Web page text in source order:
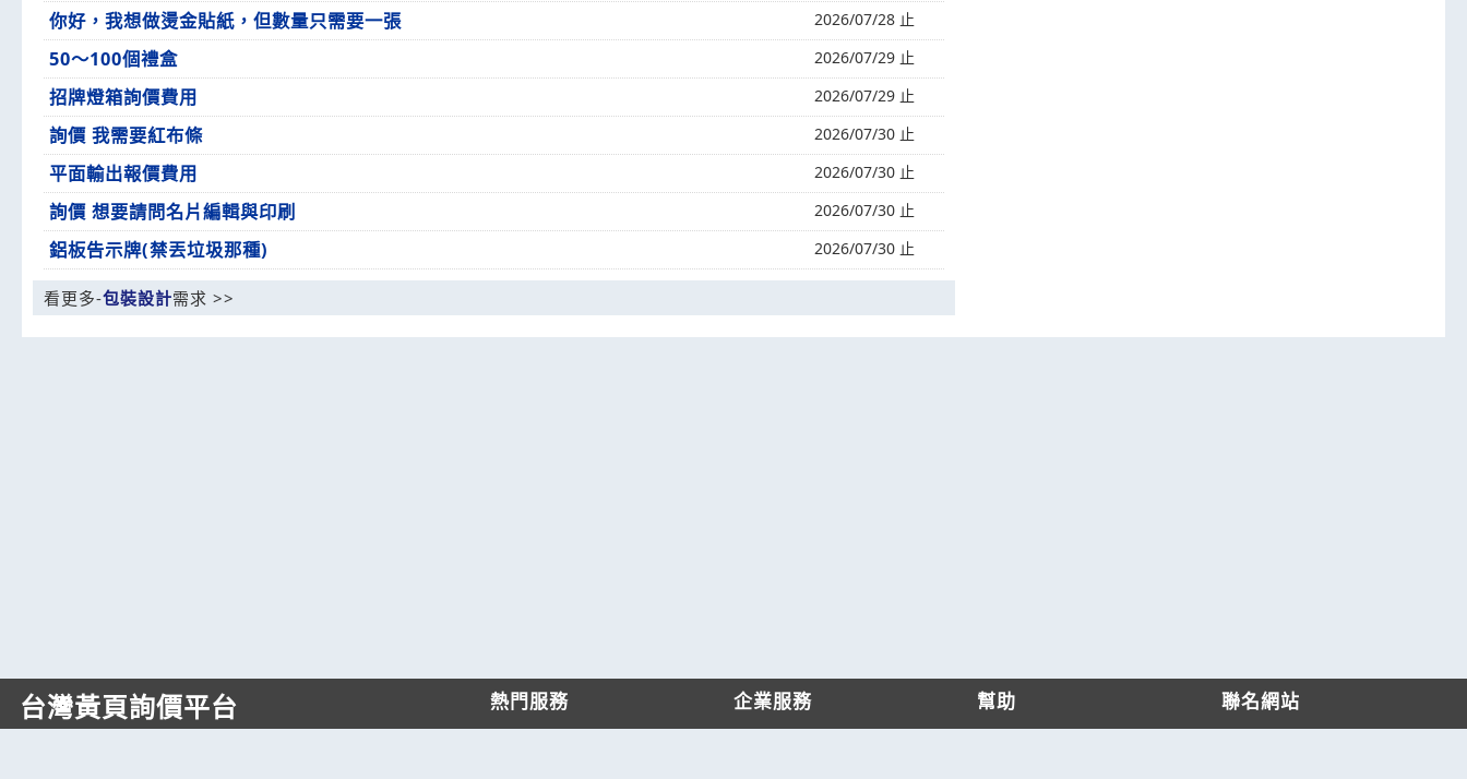
你好，我想做燙金貼紙，但數量只需要一張 2026/07/28 止
50～100個禮盒 2026/07/29 止
招牌燈箱詢價費用 2026/07/29 止
詢價 我需要紅布條 2026/07/30 止
平面輸出報價費用 2026/07/30 止
詢價 想要請問名片編輯與印刷 2026/07/30 止
鋁板告示牌(禁丟垃圾那種) 2026/07/30 止
看更多-包裝設計需求 >>
台灣黃頁詢價平台 熱門服務 企業服務 幫助 聯名網站